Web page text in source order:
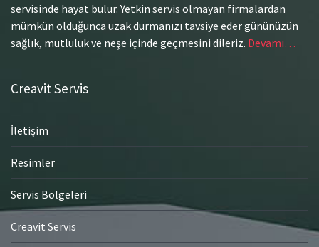
servisinde hayat bulur. Yetkin servis olmayan firmalardan
mümkün olduğunca uzak durmanızı tavsiye eder gününüzün
sağlık, mutluluk ve neşe içinde geçmesini dileriz. Devamı…
Creavit Servis
İletişim
Resimler
Servis Bölgeleri
Creavit Servis